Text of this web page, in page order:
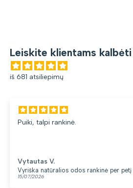
Leiskite klientams kalbėti
iš 681 atsiliepimų
Puiki, talpi rankinė.
Vytautas V.
Vyriška natūralios odos rankinė per petį
15/07/2026